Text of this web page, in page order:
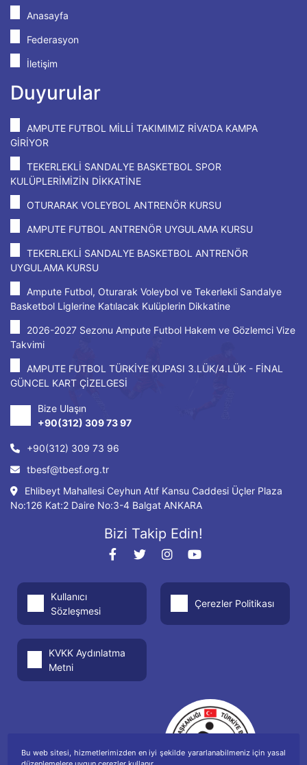
Anasayfa
Federasyon
İletişim
Duyurular
AMPUTE FUTBOL MİLLİ TAKIMIMIZ RİVA'DA KAMPA
GİRİYOR
TEKERLEKLİ SANDALYE BASKETBOL SPOR
KULÜPLERİMİZİN DİKKATİNE
OTURARAK VOLEYBOL ANTRENÖR KURSU
AMPUTE FUTBOL ANTRENÖR UYGULAMA KURSU
TEKERLEKLİ SANDALYE BASKETBOL ANTRENÖR
UYGULAMA KURSU
Ampute Futbol, Oturarak Voleybol ve Tekerlekli Sandalye
Basketbol Liglerine Katılacak Kulüplerin Dikkatine
2026-2027 Sezonu Ampute Futbol Hakem ve Gözlemci Vize
Takvimi
AMPUTE FUTBOL TÜRKİYE KUPASI 3.LÜK/4.LÜK - FİNAL
GÜNCEL KART ÇİZELGESİ
Bize Ulaşın
+90(312) 309 73 97
+90(312) 309 73 96
tbesf@tbesf.org.tr
Ehlibeyt Mahallesi Ceyhun Atıf Kansu Caddesi Üçler Plaza
No:126 Kat:2 Daire No:3-4 Balgat ANKARA
Bizi Takip Edin!
Kullanıcı
Sözleşmesi
Çerezler Politikası
KVKK Aydınlatma
Metni
Bu web sitesi, hizmetlerimizden en iyi şekilde yararlanabilmeniz için yasal